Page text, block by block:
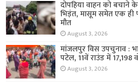
दोपहिया वाहन को बचाने
भिड़ंत, मासूम समेत एक ही
मौत
August 3, 2026
मांजलपुर विस उपचुनाव :
पटेल, 11वें राउंड में 17,198
August 3, 2026